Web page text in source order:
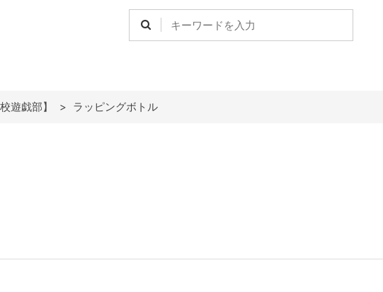
遊戯部】 > ラッピングボトル